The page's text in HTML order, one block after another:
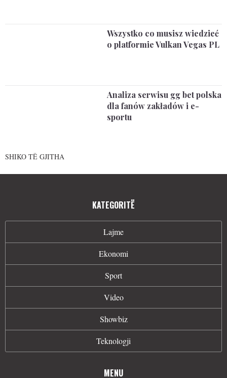
Wszystko co musisz wiedzieć
o platformie Vulkan Vegas PL
Analiza serwisu gg bet polska
dla fanów zakładów i e-
sportu
SHIKO TË GJITHA
KATEGORITË
Lajme
Ekonomi
Sport
Video
Showbiz
Teknologji
MENU